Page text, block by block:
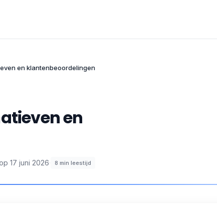
en klantenbeoordelingen
en
17 juni 2026· 8 min leestijd